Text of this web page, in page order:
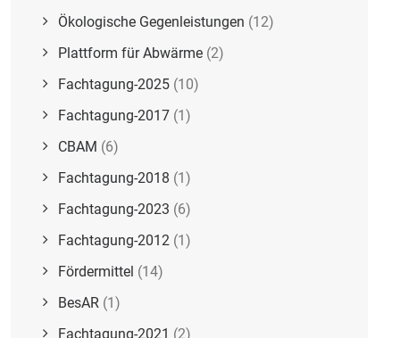
Ökologische Gegenleistungen (12)
Plattform für Abwärme (2)
Fachtagung-2025 (10)
Fachtagung-2017 (1)
CBAM (6)
Fachtagung-2018 (1)
Fachtagung-2023 (6)
Fachtagung-2012 (1)
Fördermittel (14)
BesAR (1)
Fachtagung-2021 (2)